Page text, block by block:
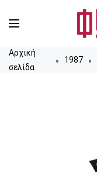
Αρχική
σελίδα
1987